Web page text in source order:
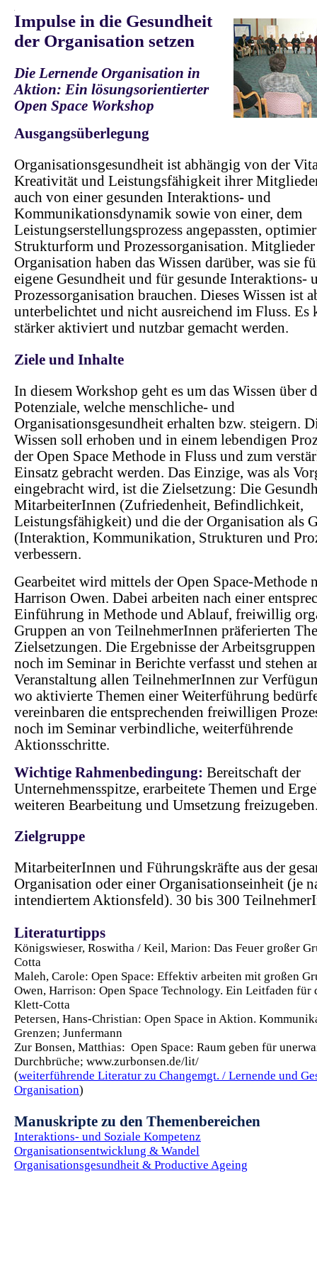
Impulse in die Gesundheit
der Organisation setzen
Die Lernende Organisation in
Aktion: Ein lösungsorientierter
Open Space Workshop
Ausgangsüberlegung
Organisationsgesundheit ist abhängig von der
Kreativität und Leistungsfähigkeit ihrer
auch von einer gesunden Interaktions- und
Kommunikationsdynamik sowie von einer, dem
Leistungserstellungsprozess angepassten,
Strukturform und Prozessorganisation. Mitglieder
Organisation haben das Wissen darüber, was sie
eigene Gesundheit und für gesunde Interaktions-
Prozessorganisation brauchen. Dieses Wissen ist
unterbelichtet und nicht ausreichend im Fluss. Es
stärker aktiviert und nutzbar gemacht werden.
Ziele und Inhalte
In diesem Workshop geht es um das Wissen über
Potenziale, welche menschliche- und
Organisationsgesundheit erhalten bzw. steigern.
Wissen soll erhoben und in einem lebendigen
der Open Space Methode in Fluss und zum
Einsatz gebracht werden. Das Einzige, was als
eingebracht wird, ist die Zielsetzung: Die
MitarbeiterInnen (Zufriedenheit, Befindlichkeit,
Leistungsfähigkeit) und die der Organisation als
(Interaktion, Kommunikation, Strukturen und
verbessern.
Gearbeitet wird mittels der Open Space-Methode
Harrison Owen. Dabei arbeiten nach einer
Einführung in Methode und Ablauf, freiwillig
Gruppen an von TeilnehmerInnen präferierten
Zielsetzungen. Die Ergebnisse der
noch im Seminar in Berichte verfasst und stehen
Veranstaltung allen TeilnehmerInnen zur
wo aktivierte Themen einer Weiterführung
vereinbaren die entsprechenden freiwilligen
noch im Seminar verbindliche, weiterführende
Aktionsschritte.
Wichtige Rahmenbedingung: Bereitschaft der
Unternehmensspitze, erarbeitete Themen und
weiteren Bearbeitung und Umsetzung
Zielgruppe
MitarbeiterInnen und Führungskräfte aus der
Organisation oder einer Organisationseinheit (je
intendiertem Aktionsfeld). 30 bis 300
Literaturtipps
Königswieser, Roswitha / Keil, Marion: Das Feuer großer
Cotta
Maleh, Carole: Open Space: Effektiv arbeiten mit großen
Owen, Harrison: Open Space Technology. Ein Leitfaden für
Klett-Cotta
Petersen, Hans-Christian: Open Space in Aktion.
Grenzen; Junfermann
Zur Bonsen, Matthias: Open Space: Raum geben für
Durchbrüche; www.zurbonsen.de/lit/
(weiterführende Literatur zu Changemgt. / Lernende und
Organisation)
Manuskripte zu den Themenbereichen
Interaktions- und Soziale Kompetenz
Organisationsentwicklung & Wandel
Organisationsgesundheit & Productive Ageing